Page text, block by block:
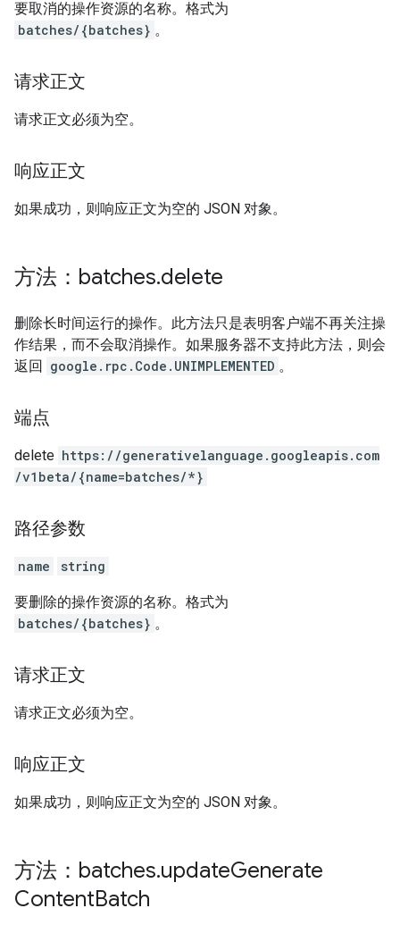
要取消的操作资源的名称。格式为
batches/{batches} 。
请求正文
请求正文必须为空。
响应正文
如果成功，则响应正文为空的 JSON 对象。
方法：batches.delete
删除长时间运行的操作。此方法只是表明客户端不再关注操
作结果，而不会取消操作。如果服务器不支持此方法，则会
返回 google.rpc.Code.UNIMPLEMENTED 。
端点
delete https: / /generativelanguage.googleapis.com
/v1beta/{name=batches/*}
路径参数
name string
要删除的操作资源的名称。格式为
batches/{batches} 。
请求正文
请求正文必须为空。
响应正文
如果成功，则响应正文为空的 JSON 对象。
方法：batches.updateGenerate
ContentBatch